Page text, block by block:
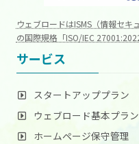
ウェブロードはISMS（情報セ
の国際規格「ISO/IEC
サービス
スタートアッププラン
ウェブロード基本プラン
ホームページ保守管理